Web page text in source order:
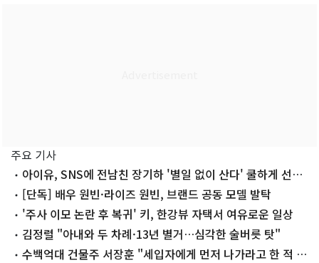
주요 기사
아이유, SNS에 전남친 장기하 '별일 없이 산다' 쿨하게 선곡
'깜짝'
[단독] 배우 원빈·라이즈 원빈, 브랜드 공동 모델 발탁
'주사 이모 논란 후 복귀' 키, 한강뷰 자택서 여유로운 일상
김정렬 "아내와 두 차례·13년 별거…심각한 술버릇 탓"
수백억대 건물주 서장훈 "세입자에게 먼저 나가라고 한 적 없